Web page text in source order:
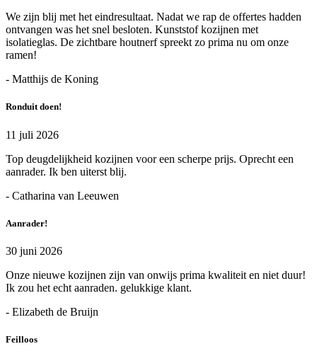
We zijn blij met het eindresultaat. Nadat we rap de offertes hadden
ontvangen was het snel besloten. Kunststof kozijnen met
isolatieglas. De zichtbare houtnerf spreekt zo prima nu om onze
ramen!
- Matthijs de Koning
Ronduit doen!
11 juli 2026
Top deugdelijkheid kozijnen voor een scherpe prijs. Oprecht een
aanrader. Ik ben uiterst blij.
- Catharina van Leeuwen
Aanrader!
30 juni 2026
Onze nieuwe kozijnen zijn van onwijs prima kwaliteit en niet duur!
Ik zou het echt aanraden. gelukkige klant.
- Elizabeth de Bruijn
Feilloos